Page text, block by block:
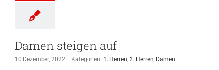
Damen steigen auf
10 Dezember, 2022 Kategorien: 1. Herren, 2. Herren, Damen